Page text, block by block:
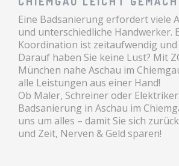
Eine Badsanierung erfordert viele
und unterschiedliche Handwerker.
Koordination ist zeitaufwendig
Darauf haben Sie keine Lust? Mit
München nahe Aschau im
alle Leistungen aus einer Hand!
Ob Maler, Schreiner oder
Badsanierung in Aschau im
uns um alles – damit Sie sich
und Zeit, Nerven & Geld sparen!